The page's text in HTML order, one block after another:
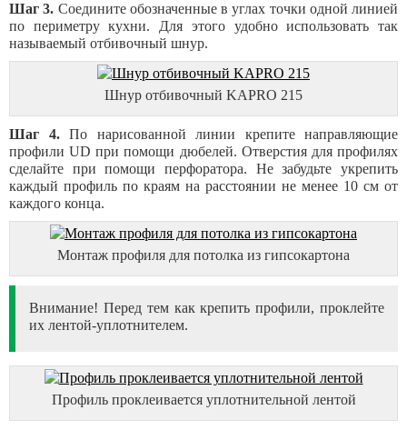
Шаг 3. Соедините обозначенные в углах точки одной линией
по периметру кухни. Для этого удобно использовать так
называемый отбивочный шнур.
Шнур отбивочный KAPRO 215
Шаг 4.По нарисованной линии крепите направляющие
профили UD при помощи дюбелей. Отверстия для профилях
сделайте при помощи перфоратора. Не забудьте укрепить
каждый профиль по краям на расстоянии не менее 10 см от
каждого конца.
Монтаж профиля для потолка из гипсокартона
Внимание! Перед тем как крепить профили, проклейте
их лентой-уплотнителем.
Профиль проклеивается уплотнительной лентой